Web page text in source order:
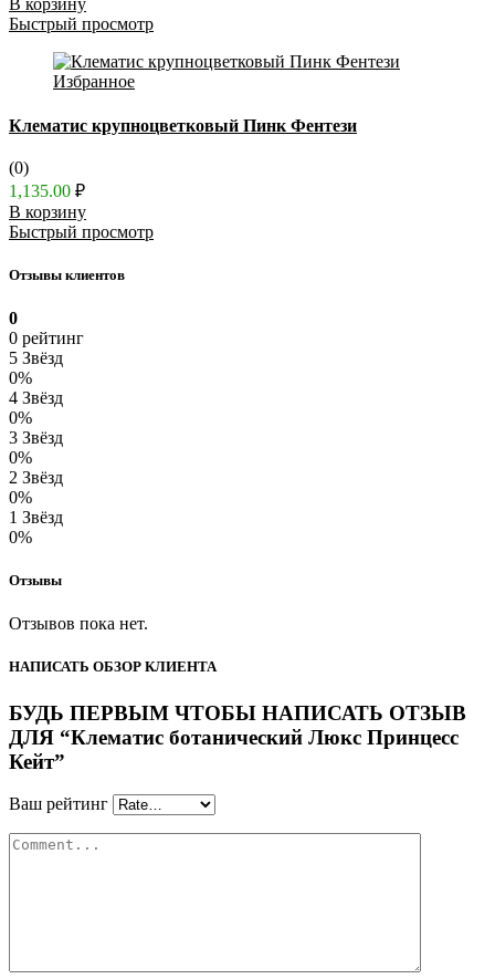
В корзину
Быстрый просмотр
Избранное
Клематис крупноцветковый Пинк Фентези
(0)
1,135.00 ₽
В корзину
Быстрый просмотр
Отзывы клиентов
0
0 рейтинг
5 Звёзд
0%
4 Звёзд
0%
3 Звёзд
0%
2 Звёзд
0%
1 Звёзд
0%
Отзывы
Отзывов пока нет.
НАПИСАТЬ ОБЗОР КЛИЕНТА
БУДЬ ПЕРВЫМ ЧТОБЫ НАПИСАТЬ ОТЗЫВ
ДЛЯ “Клематис ботанический Люкс Принцесс
Кейт”
Ваш рейтинг